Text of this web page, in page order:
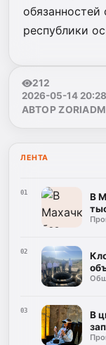
обязанностей
республики
212
2026-05-14
АВТОР
ЛЕНТА
01
В
02
03
В